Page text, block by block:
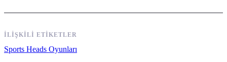
İLIŞKILI ETIKETLER
Sports Heads Oyunları